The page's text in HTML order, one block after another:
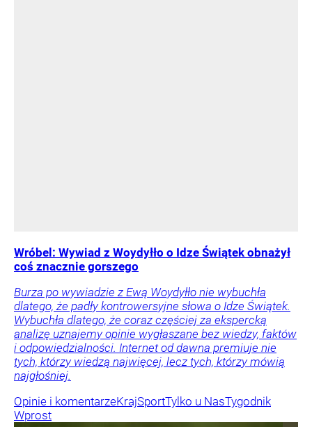
Wróbel: Wywiad z Woydyłło o Idze Świątek obnażył
coś znacznie gorszego
Burza po wywiadzie z Ewą Woydyłło nie wybuchła
dlatego, że padły kontrowersyjne słowa o Idze Świątek.
Wybuchła dlatego, że coraz częściej za ekspercką
analizę uznajemy opinie wygłaszane bez wiedzy, faktów
i odpowiedzialności. Internet od dawna premiuje nie
tych, którzy wiedzą najwięcej, lecz tych, którzy mówią
najgłośniej.
Opinie i komentarzeKrajSportTylko u NasTygodnik
Wprost